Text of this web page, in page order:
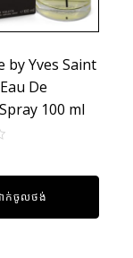
by Yves Saint
De
100 ml
ាក់ចូលថង់